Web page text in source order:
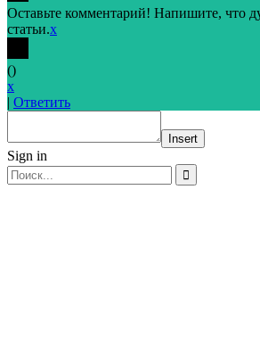
Оставьте комментарий! Напишите, что
статьи.x
()
x
| Ответить
Insert
Sign in